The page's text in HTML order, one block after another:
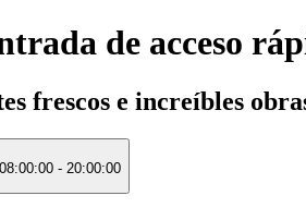
de acceso
frescos e increíbles
08:00:00 - 20:00:00